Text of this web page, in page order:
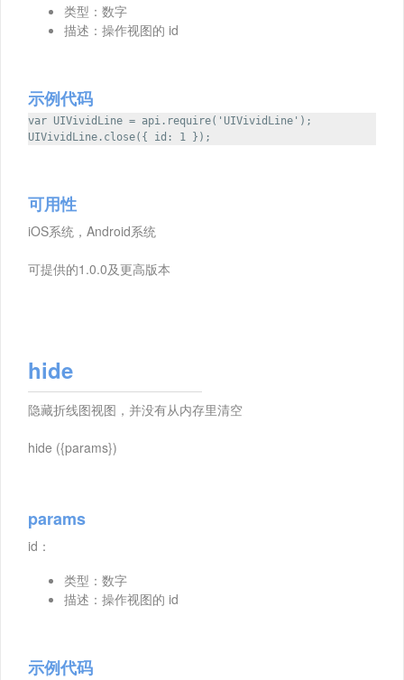
类型：数字
描述：操作视图的 id
示例代码
var UIVividLine = api.require('UIVividLine');
UIVividLine.close({ id: 1 });
可用性
iOS系统，Android系统
可提供的1.0.0及更高版本
hide
隐藏折线图视图，并没有从内存里清空
hide ({params})
params
id：
类型：数字
描述：操作视图的 id
示例代码